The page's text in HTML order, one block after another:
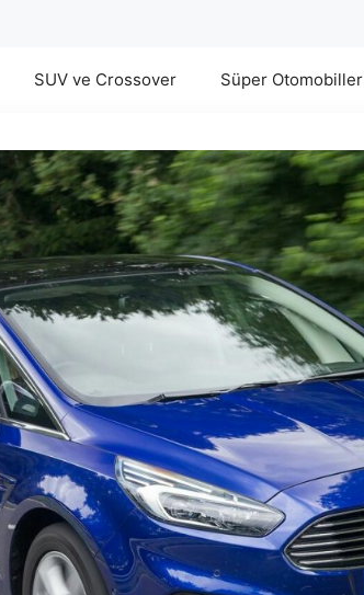
SUV ve Crossover Süper Otomobiller